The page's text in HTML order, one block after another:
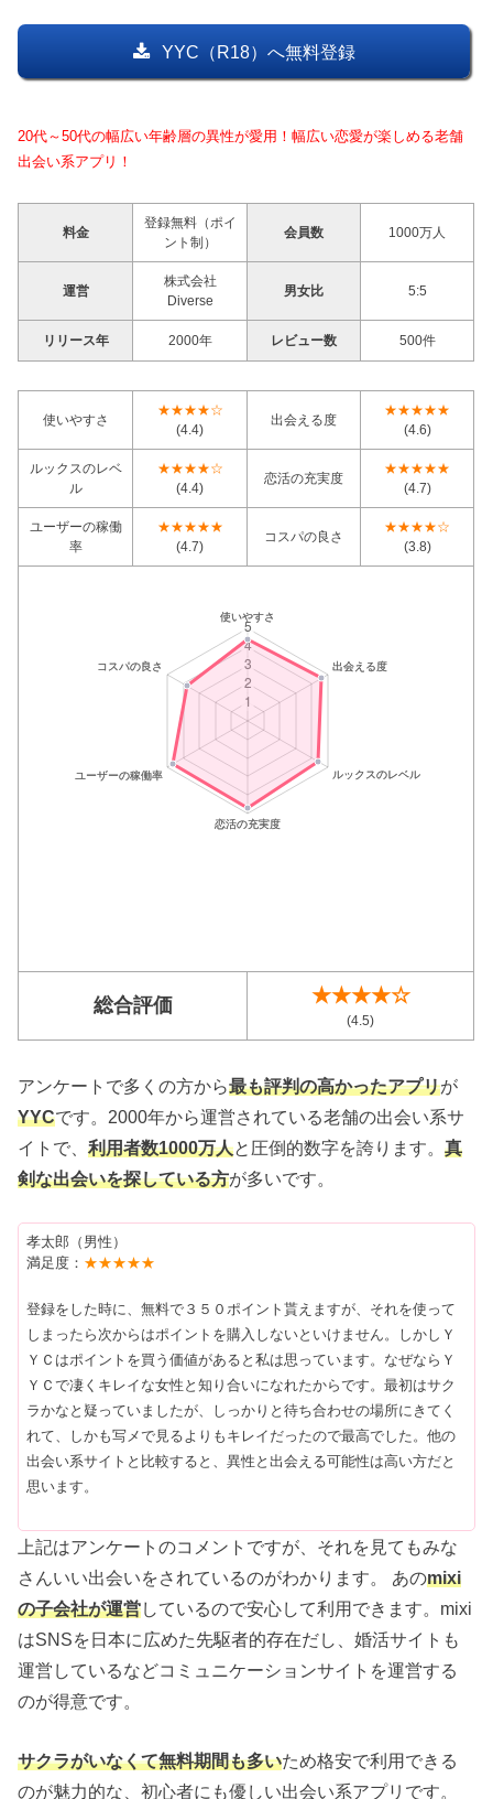
YYC（R18）へ無料登録
20代～50代の幅広い年齢層の異性が愛用！幅広い恋愛が楽しめる老舗
出会い系アプリ！
料金
登録無料（ポイ
ント制）
会員数 1000万人
運営
株式会社
Diverse
男女比 5:5
リリース年 2000年 レビュー数 500件
使いやすさ
★★★★☆
(4.4)
出会える度
★★★★★
(4.6)
ルックスのレベ
ル
★★★★☆
(4.4)
恋活の充実度
★★★★★
(4.7)
ユーザーの稼働
率
★★★★★
(4.7)
コスパの良さ
★★★★☆
(3.8)
総合評価 ★★★★☆
(4.5)
アンケートで多くの方から最も評判の高かったアプリが
YYCです。2000年から運営されている老舗の出会い系サ
イトで、利用者数1000万人と圧倒的数字を誇ります。真
剣な出会いを探している方が多いです。
孝太郎（男性）
満足度： ★★★★★
登録をした時に、無料で３５０ポイント貰えますが、それを使って
しまったら次からはポイントを購入しないといけません。しかしＹ
ＹＣはポイントを買う価値があると私は思っています。なぜならＹ
ＹＣで凄くキレイな女性と知り合いになれたからです。最初はサク
ラかなと疑っていましたが、しっかりと待ち合わせの場所にきてく
れて、しかも写メで見るよりもキレイだったので最高でした。他の
出会い系サイトと比較すると、異性と出会える可能性は高い方だと
思います。
上記はアンケートのコメントですが、それを見てもみな
さんいい出会いをされているのがわかります。 あのmixi
の子会社が運営しているので安心して利用できます。mixi
はSNSを日本に広めた先駆者的存在だし、婚活サイトも
運営しているなどコミュニケーションサイトを運営する
のが得意です。
サクラがいなくて無料期間も多いため格安で利用できる
のが魅力的な、初心者にも優しい出会い系アプリです。